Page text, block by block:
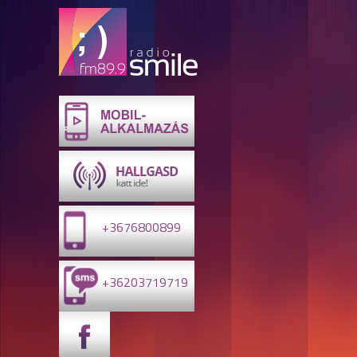
+3676800899
+36203719719